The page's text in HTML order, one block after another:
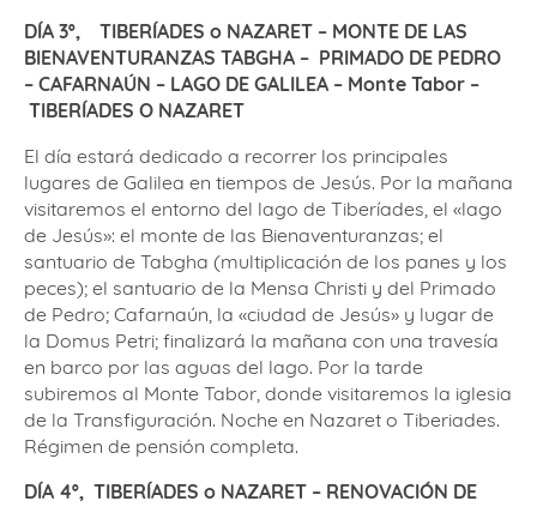
DÍA 3º,
TIBERÍADES o NAZARET – MONTE DE LAS
BIENAVENTURANZAS TABGHA – PRIMADO DE PEDRO
– CAFARNAÚN – LAGO DE GALILEA – Monte Tabor –
TIBERÍADES O NAZARET
El día estará dedicado a recorrer los principales
lugares de Galilea en tiempos de Jesús. Por la mañana
visitaremos el entorno del lago de Tiberíades, el «lago
de Jesús»: el monte de las Bienaventuranzas; el
santuario de Tabgha (multiplicación de los panes y los
peces); el santuario de la Mensa Christi y del Primado
de Pedro; Cafarnaún, la «ciudad de Jesús» y lugar de
la Domus Petri; finalizará la mañana con una travesía
en barco por las aguas del lago. Por la tarde
subiremos al Monte Tabor, donde visitaremos la iglesia
de la Transfiguración. Noche en Nazaret o Tiberiades.
Régimen de pensión completa.
DÍA 4º, TIBERÍADES o NAZARET – RENOVACIÓN DE